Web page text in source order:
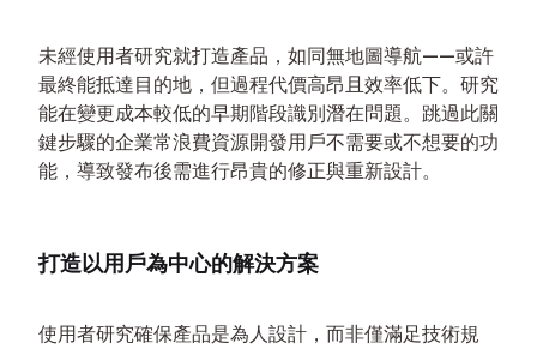
未經使用者研究就打造產品，如同無地圖導航——或許
最終能抵達目的地，但過程代價高昂且效率低下。研究
能在變更成本較低的早期階段識別潛在問題。跳過此關
鍵步驟的企業常浪費資源開發用戶不需要或不想要的功
能，導致發布後需進行昂貴的修正與重新設計。
打造以用戶為中心的解決方案
使用者研究確保產品是為人設計，而非僅滿足技術規